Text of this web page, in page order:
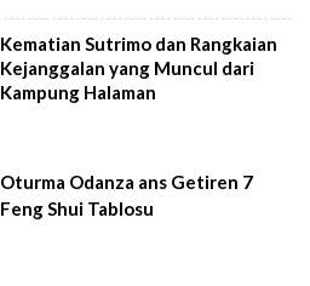
Kematian Sutrimo dan Rangkaian
Kejanggalan yang Muncul dari
Kampung Halaman
Oturma Odanza ans Getiren 7
Feng Shui Tablosu